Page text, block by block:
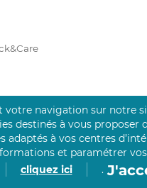
Données
votre navigation sur notre
destinés à vous proposer
adaptés à vos centres
et paramétrer
cliquez ici
.